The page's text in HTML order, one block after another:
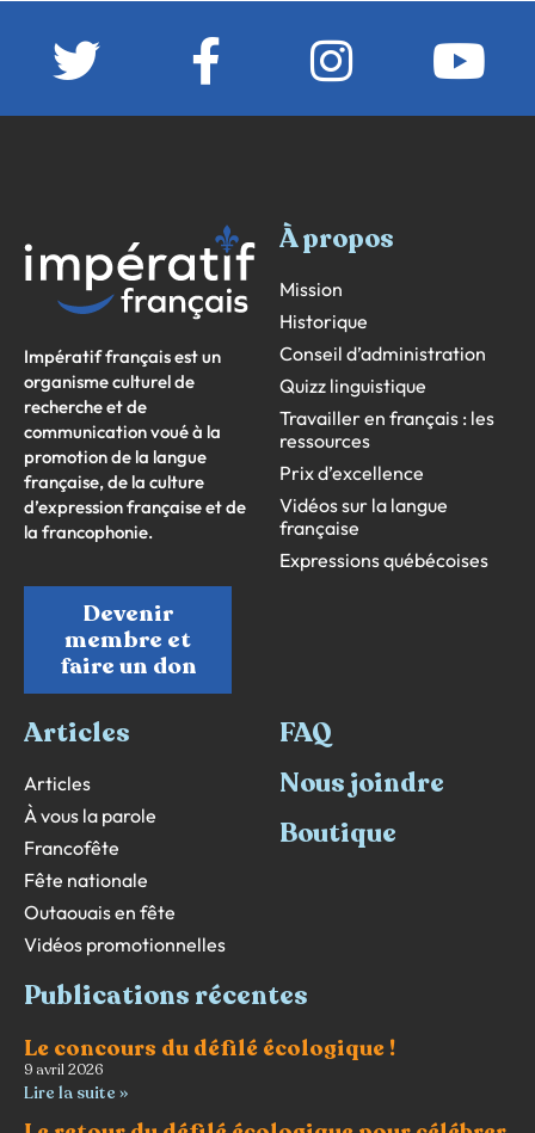
Impératif français est un
organisme culturel de
recherche et de
communication voué à la
promotion de la langue
française, de la culture
d’expression française et de
la francophonie.
Devenir
membre et
faire un don
À propos
Mission
Historique
Conseil d’administration
Quizz linguistique
Travailler en français : les
ressources
Prix d’excellence
Vidéos sur la langue
française
Expressions québécoises
Articles
Articles
À vous la parole
Francofête
Fête nationale
Outaouais en fête
Vidéos promotionnelles
FAQ
Nous joindre
Boutique
Publications récentes
Le concours du défilé écologique !
9 avril 2026
Lire la suite »